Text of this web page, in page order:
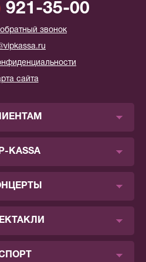
921-35-00
звонок
сайта
KASSA